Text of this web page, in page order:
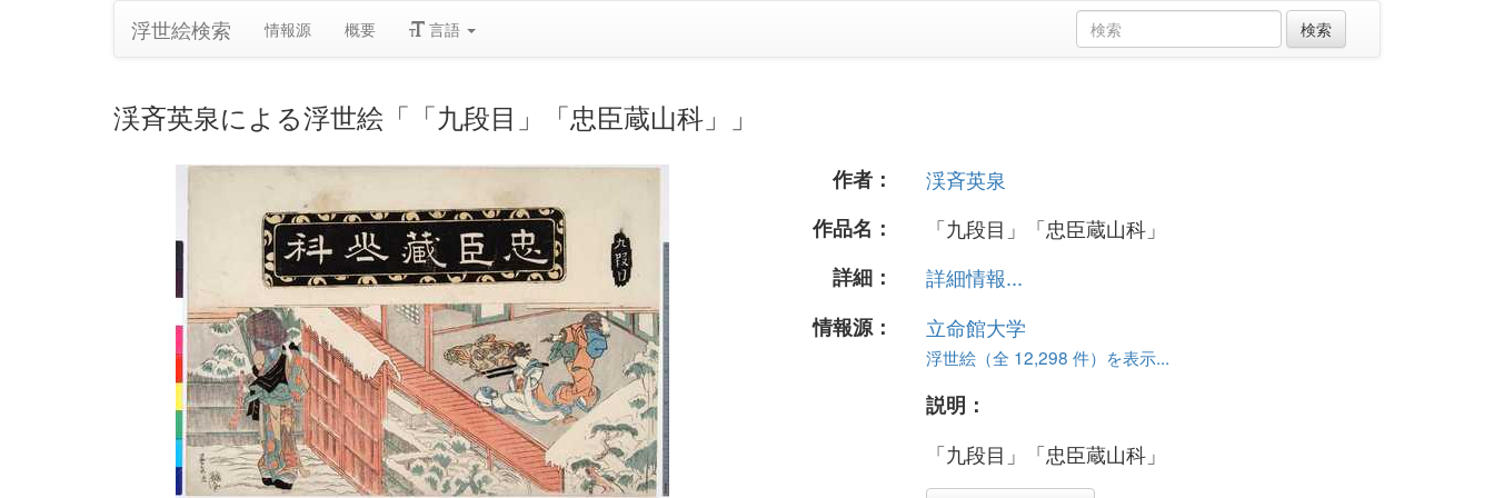
浮世絵検索 情報源 概要 言語
渓斉英泉による浮世絵「「九段目」「忠臣蔵山科」」
作者：
渓斉英泉
作品名：
「九段目」「忠臣蔵山科」
詳細：
詳細情報...
情報源：
立命館大学
浮世絵（全 12,298 件）を表示...
説明：
「九段目」「忠臣蔵山科」